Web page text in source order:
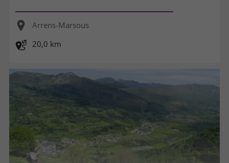
Arrens-Marsous
20,0 km